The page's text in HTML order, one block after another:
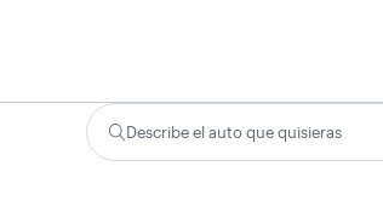
Describe el auto que quisieras